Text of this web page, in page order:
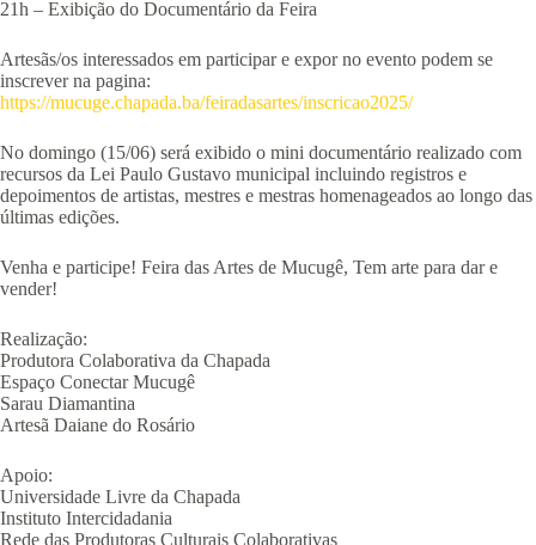
21h – Exibição do Documentário da Feira
Artesãs/os interessados em participar e expor no evento podem se
inscrever na pagina:
https://mucuge.chapada.ba/feiradasartes/inscricao2025/
No domingo (15/06) será exibido o mini documentário realizado com
recursos da Lei Paulo Gustavo municipal incluindo registros e
depoimentos de artistas, mestres e mestras homenageados ao longo das
últimas edições.
Venha e participe! Feira das Artes de Mucugê, Tem arte para dar e
vender!
Realização:
Produtora Colaborativa da Chapada
Espaço Conectar Mucugê
Sarau Diamantina
Artesã Daiane do Rosário
Apoio:
Universidade Livre da Chapada
Instituto Intercidadania
Rede das Produtoras Culturais Colaborativas